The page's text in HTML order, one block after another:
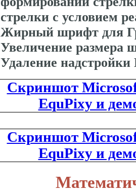
стрелки с условием
Жирный шрифт для
Увеличение размера
Удаление надстройки